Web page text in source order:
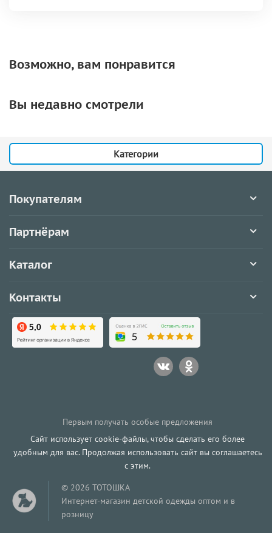
Возможно, вам понравится
Вы недавно смотрели
Категории
Покупателям
Партнёрам
Каталог
Контакты
Первым получать особые предложения
Сайт использует cookie-файлы, чтобы сделать его более
удобным для вас. Продолжая использовать сайт вы соглашаетесь
с этим.
© 2026 ТОТОШКА
Интернет-магазин детской одежды оптом и в
розницу